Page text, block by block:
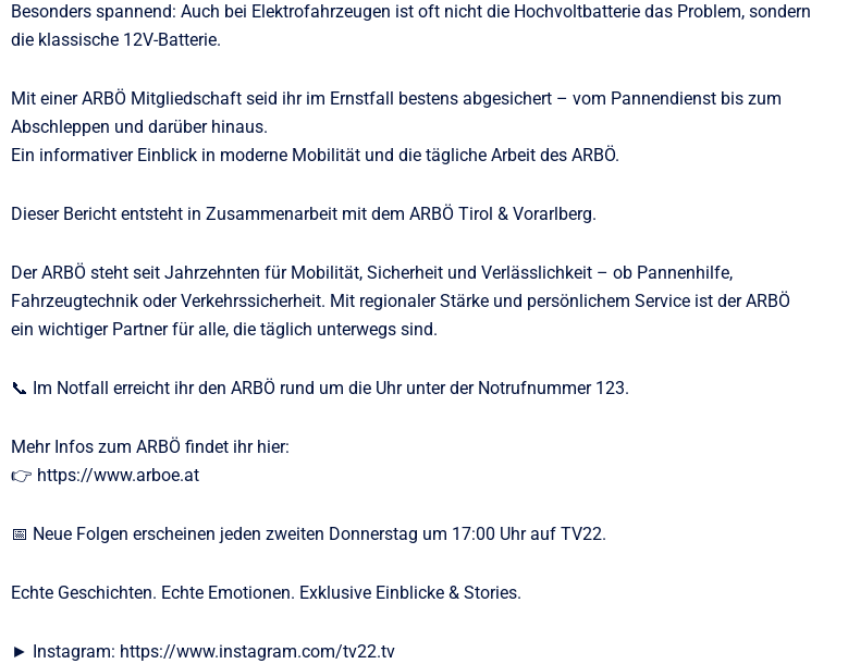
Besonders spannend: Auch bei Elektrofahrzeugen ist oft nicht die Hochvoltbatterie das Problem, sondern
die klassische 12V-Batterie.
Mit einer ARBÖ Mitgliedschaft seid ihr im Ernstfall bestens abgesichert – vom Pannendienst bis zum
Abschleppen und darüber hinaus.
Ein informativer Einblick in moderne Mobilität und die tägliche Arbeit des ARBÖ.
Dieser Bericht entsteht in Zusammenarbeit mit dem ARBÖ Tirol & Vorarlberg.
Der ARBÖ steht seit Jahrzehnten für Mobilität, Sicherheit und Verlässlichkeit – ob Pannenhilfe,
Fahrzeugtechnik oder Verkehrssicherheit. Mit regionaler Stärke und persönlichem Service ist der ARBÖ
ein wichtiger Partner für alle, die täglich unterwegs sind.
📞 Im Notfall erreicht ihr den ARBÖ rund um die Uhr unter der Notrufnummer 123.
Mehr Infos zum ARBÖ findet ihr hier:
👉 https://www.arboe.at
📅 Neue Folgen erscheinen jeden zweiten Donnerstag um 17:00 Uhr auf TV22.
Echte Geschichten. Echte Emotionen. Exklusive Einblicke & Stories.
► Instagram: https://www.instagram.com/tv22.tv